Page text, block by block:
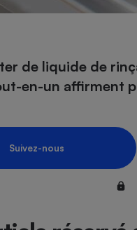
de liquide de
en-un affirment
Suivez-nous
Complément
alimentaire
Petit électroménager
Internet
Téléviseur